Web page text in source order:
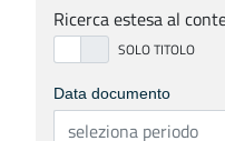
Ricerca estesa al
Data documento